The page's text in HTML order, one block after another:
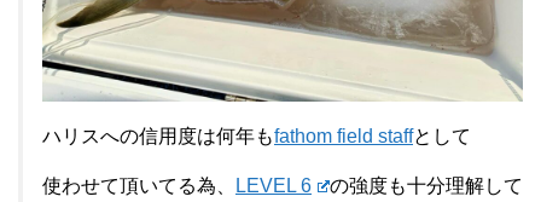
ハリスへの信用度は何年もfathom field staffとして
使わせて頂いてる為、 LEVEL 6
の強度も十分理解して